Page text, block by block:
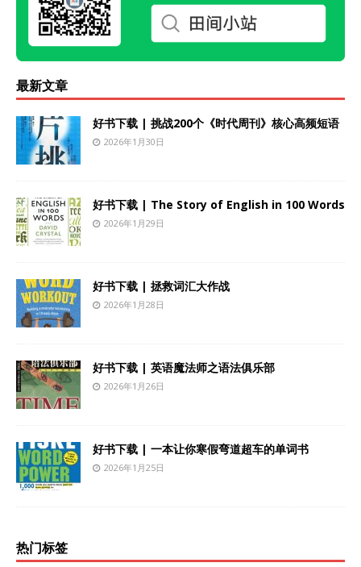
最新文章
好书下载 | 挑战200个《时代周刊》核心高频短语
2026年1月30日
好书下载 | The Story of English in 100 Words
2026年1月29日
好书下载 | 拯救词汇大作战
2026年1月28日
好书下载 | 英语魔法师之语法俱乐部
2026年1月26日
好书下载 | 一本让你寒假弯道超车的单词书
2026年1月25日
热门标签